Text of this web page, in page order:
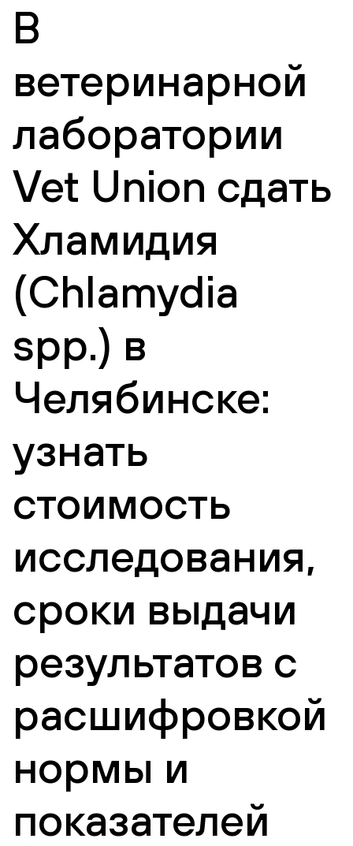
В
ветеринарной
лаборатории
Vet Union сдать
Хламидия
(Chlamydia
spp.) в
Челябинске:
узнать
стоимость
исследования,
сроки выдачи
результатов с
расшифровкой
нормы и
показателей